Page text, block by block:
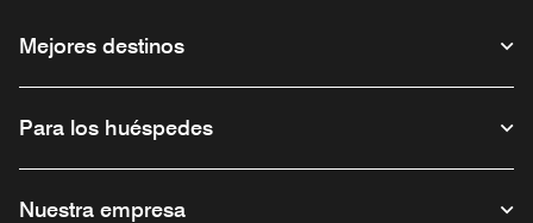
Mejores destinos
Para los huéspedes
Nuestra empresa